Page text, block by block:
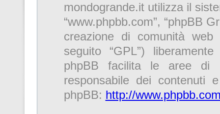
mondogrande.it utilizza il
“www.phpbb.com”, “phpBB
creazione di comunità web
seguito “GPL”)
phpBB facilita le aree di
responsabile dei contenuti
phpBB: http://